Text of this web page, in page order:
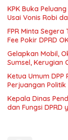
KPK Buka
Usai Vonis Robi
FPR Minta
Fee Pokir DPRD
Gelapkan Mobil,
Sumsel, Kerugian
Ketua Umum DPP
Perjuangan Politik
Kepala Dinas
dan Fungsi DPRD